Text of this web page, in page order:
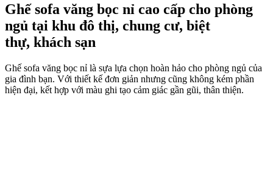
Ghế sofa văng bọc nỉ cao cấp cho phòng
ngủ tại khu đô thị, chung cư, biệt
thự, khách sạn
Ghế sofa văng bọc nỉ là sựa lựa chọn hoàn hảo cho phòng ngủ của
gia đình bạn. Với thiết kế đơn giản nhưng cũng không kém phần
hiện đại, kết hợp với màu ghi tạo cảm giác gần gũi, thân thiện.